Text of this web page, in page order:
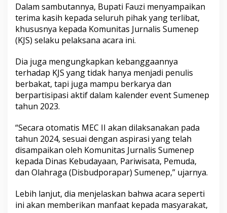
Dalam sambutannya, Bupati Fauzi menyampaikan
terima kasih kepada seluruh pihak yang terlibat,
khususnya kepada Komunitas Jurnalis Sumenep
(KJS) selaku pelaksana acara ini.
Dia juga mengungkapkan kebanggaannya
terhadap KJS yang tidak hanya menjadi penulis
berbakat, tapi juga mampu berkarya dan
berpartisipasi aktif dalam kalender event Sumenep
tahun 2023.
“Secara otomatis MEC II akan dilaksanakan pada
tahun 2024, sesuai dengan aspirasi yang telah
disampaikan oleh Komunitas Jurnalis Sumenep
kepada Dinas Kebudayaan, Pariwisata, Pemuda,
dan Olahraga (Disbudporapar) Sumenep,” ujarnya.
Lebih lanjut, dia menjelaskan bahwa acara seperti
ini akan memberikan manfaat kepada masyarakat,